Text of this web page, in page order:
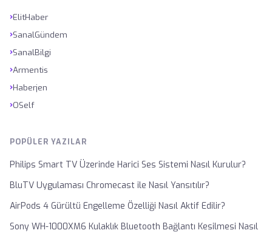
›ElitHaber
›SanalGündem
›SanalBilgi
›Armentis
›Haberjen
›OSelf
POPÜLER YAZILAR
Philips Smart TV Üzerinde Harici Ses Sistemi Nasıl Kurulur?
BluTV Uygulaması Chromecast ile Nasıl Yansıtılır?
AirPods 4 Gürültü Engelleme Özelliği Nasıl Aktif Edilir?
Sony WH-1000XM6 Kulaklık Bluetooth Bağlantı Kesilmesi Nasıl